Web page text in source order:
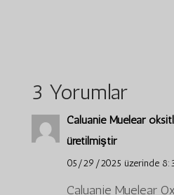
3 Yorumlar
Caluanie Muelear
üretilmiştir
05/29/2025 üzerinde
Caluanie Muelear